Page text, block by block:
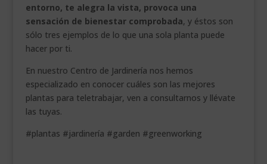
entorno, te alegra la vista, provoca una
sensación de bienestar comprobada, y éstos son
sólo tres ejemplos de lo que una sola planta puede
hacer por ti.
En nuestro Centro de Jardinería nos hemos
especializado en conocer cuáles son las mejores
plantas para teletrabajar, ven a consultarnos y llévate
las tuyas.
#plantas #jardinería #garden #greenworking